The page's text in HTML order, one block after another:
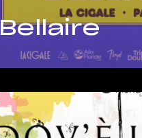
Bellaire